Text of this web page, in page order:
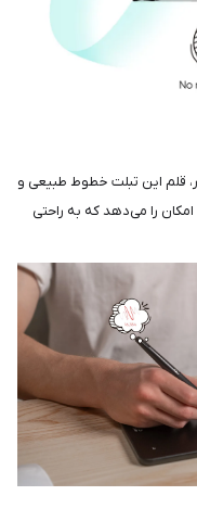
به فشار، قلم این تبلت خطوط طبیعی و
را می‌دهد که به راحتی